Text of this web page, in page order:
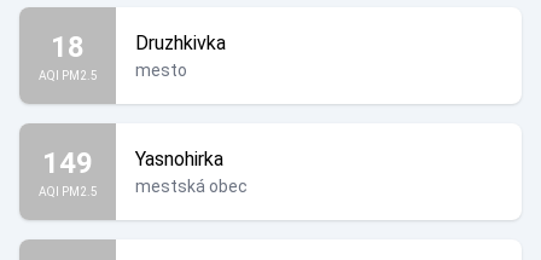
18
AQI PM2.5
Druzhkivka
mesto
149
AQI PM2.5
Yasnohirka
mestská obec